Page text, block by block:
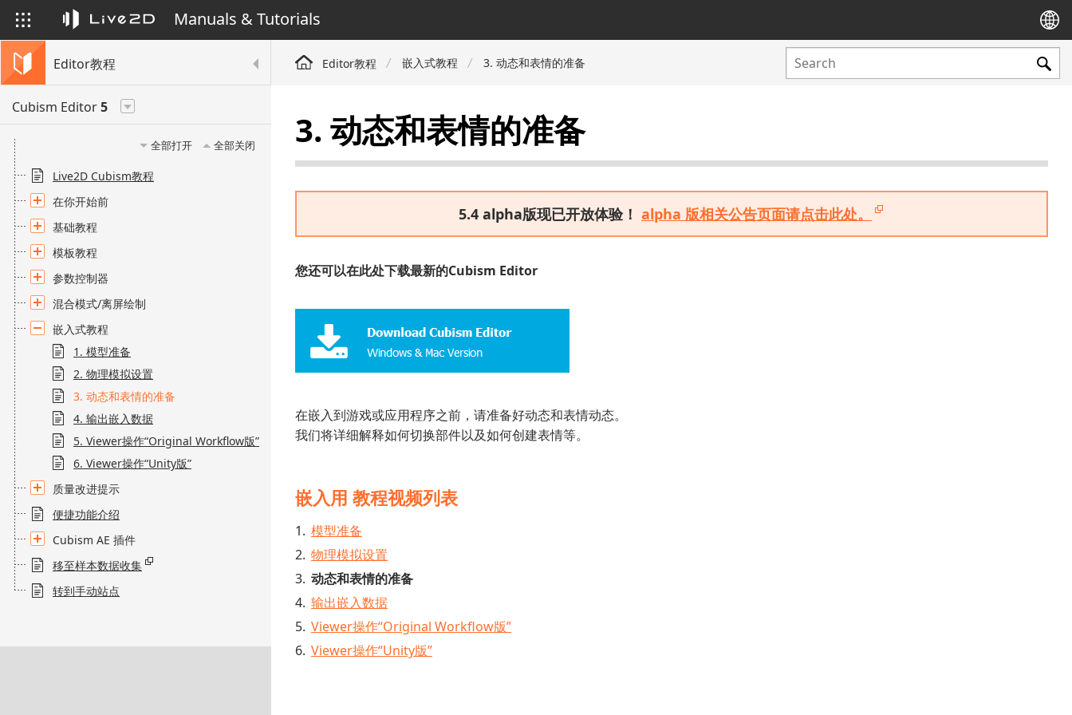
Manuals & Tutorials
Editor教程
Cubism Editor5
全部打开 全部关闭
Live2D Cubism教程
在你开始前
基础教程
模板教程
参数控制器
混合模式/离屏绘制
嵌入式教程
1. 模型准备
2. 物理模拟设置
3. 动态和表情的准备
4. 输出嵌入数据
5. Viewer操作“Original Workflow版”
6. Viewer操作“Unity版”
质量改进提示
便捷功能介绍
Cubism AE 插件
移至样本数据收集
转到手动站点
Editor教程 嵌入式教程 3. 动态和表情的准备
3. 动态和表情的准备
5.4 alpha版现已开放体验！ alpha 版相关公告页面请点击此处。
您还可以在此处下载最新的Cubism Editor
在嵌入到游戏或应用程序之前，请准备好动态和表情动态。
我们将详细解释如何切换部件以及如何创建表情等。
嵌入用 教程视频列表
模型准备
物理模拟设置
动态和表情的准备
输出嵌入数据
Viewer操作“Original Workflow版”
Viewer操作“Unity版”